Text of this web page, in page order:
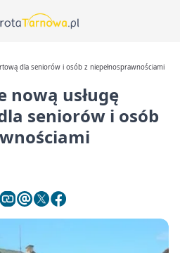
dla seniorów i osób z niepełnosprawnościami
nową usługę
seniorów i osób